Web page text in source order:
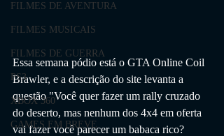
FILMES DE AVENTURA
FILMES MUSICAIS
FILMES DE GUERRA
PS3
XBOX 360
GAMES EM BREVE
Essa semana pódio está o GTA Online Coil
Brawler, e a descrição do site levanta a
questão "Você quer fazer um rally cruzado
do deserto, mas nenhum dos 4x4 em oferta
vai fazer você parecer um babaca rico?